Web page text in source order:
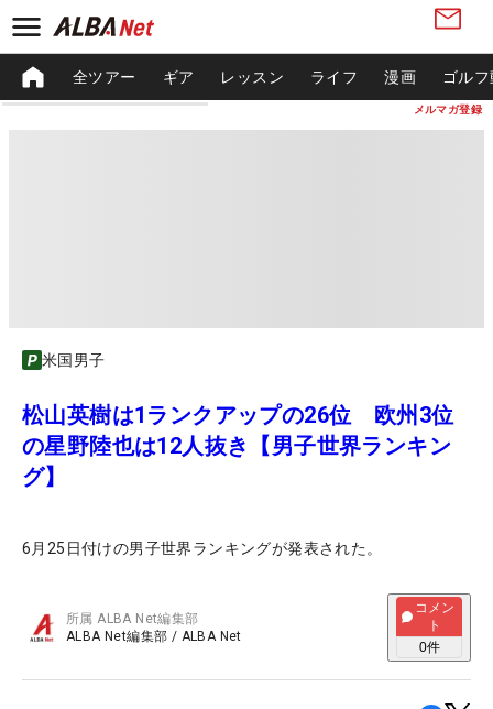
メルマガ登録
全ツアー ギア レッスン ライフ 漫画 ゴル
米国男子
松山英樹は1ランクアップの26位 欧州3位
の星野陸也は12人抜き【男子世界ランキン
グ】
6月25日付けの男子世界ランキングが発表された。
所属ALBA Net編集部
ALBA Net編集部 / ALBA Net
コメン
ト
0件